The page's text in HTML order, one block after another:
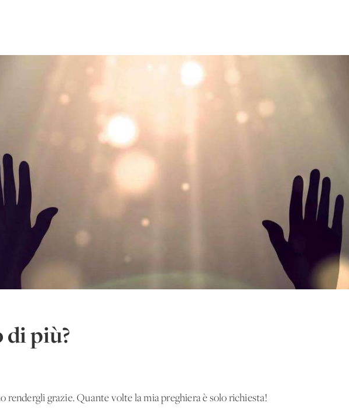
di più?
rendergli grazie. Quante volte la mia preghiera è solo richiesta!